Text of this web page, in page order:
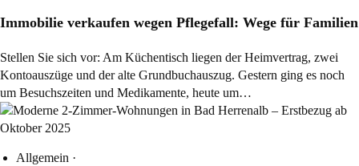
Immobilie verkaufen wegen Pflegefall: Wege für Familien
Stellen Sie sich vor: Am Küchentisch liegen der Heimvertrag, zwei
Kontoauszüge und der alte Grundbuchauszug. Gestern ging es noch
um Besuchszeiten und Medikamente, heute um…
Allgemein ·